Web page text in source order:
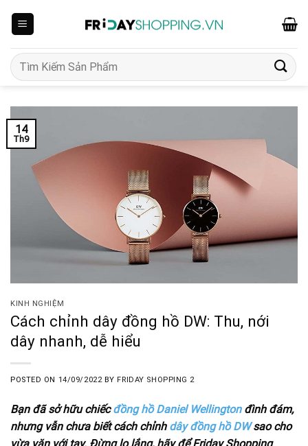
Tìm
kiếm:
14
Th9
KINH NGHIỆM
Cách chỉnh dây đồng hồ DW: Thu, nới
dây nhanh, dễ hiểu
POSTED ON 14/09/2022 BY FRIDAY SHOPPING 2
Bạn đã sở hữu chiếcđồng hồ Daniel Wellingtonđình đám,
nhưng vẫn chưa biết cách chỉnh dây đồng hồ DWsao cho